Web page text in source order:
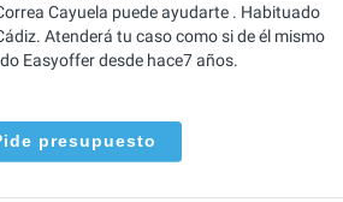
Cayuela puede ayudarte . Habituado
Atenderá tu caso como si de él mismo
Easyoffer desde hace7 años.
presupuesto